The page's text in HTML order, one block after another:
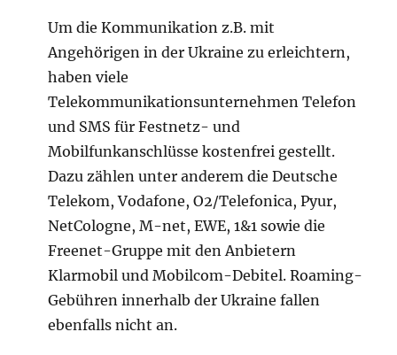
Um die Kommunikation z.B. mit
Angehörigen in der Ukraine zu erleichtern,
haben viele
Telekommunikationsunternehmen Telefon
und SMS für Festnetz- und
Mobilfunkanschlüsse kostenfrei gestellt.
Dazu zählen unter anderem die Deutsche
Telekom, Vodafone, O2/Telefonica, Pyur,
NetCologne, M-net, EWE, 1&1 sowie die
Freenet-Gruppe mit den Anbietern
Klarmobil und Mobilcom-Debitel. Roaming-
Gebühren innerhalb der Ukraine fallen
ebenfalls nicht an.